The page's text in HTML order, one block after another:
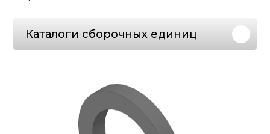
Каталоги сборочных единиц